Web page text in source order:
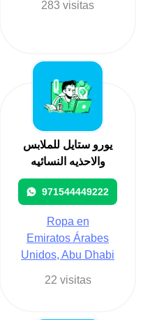
283 visitas
يورو ستايل للملابس
والاحذيه النسائيه
971544449222
Ropa en
Emiratos Árabes
Unidos, Abu Dhabi
22 visitas